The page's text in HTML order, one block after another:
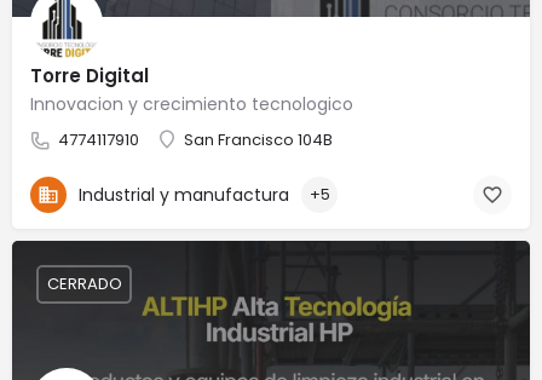
Torre Digital
Innovacion y crecimiento tecnologico
4774117910 San Francisco 104B
Industrial y manufactura +5
CERRADO